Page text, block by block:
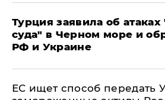
Турция заявила об атаках
суда" в Черном море и
РФ и Украине
ЕС ищет способ передать